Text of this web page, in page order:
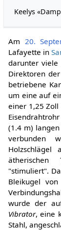
Keelys
Am 20.
Lafayette in
darunter viele
Direktoren der
betriebene
um eine auf
einer 1,25
(1.4 m)
verbunden
ätherischen
"stimuliert".
Bleikugel
wurde der
Vibrator, eine
Stahl,